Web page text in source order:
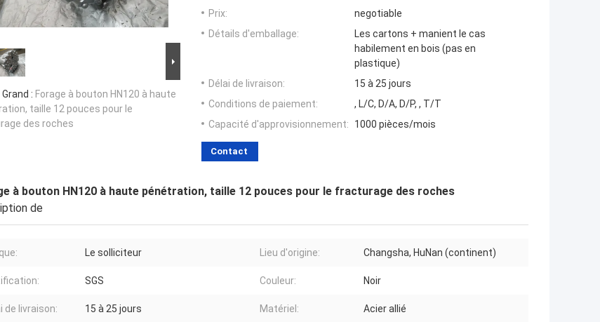
: Forage à bouton HN120 à haute
taille 12 pouces pour le
des roches
Prix:
negotiable
Détails d'emballage:
Les cartons + manient le cas
habilement en bois (pas en
plastique)
Délai de livraison:
15 à 25 jours
Conditions de paiement:
, L/C, D/A, D/P, , T/T
Capacité d'approvisionnement:
1000 pièces/mois
Contact
à bouton HN120 à haute pénétration, taille 12 pouces pour le fracturage des roches
de
Le solliciteur Lieu d'origine: Changsha, HuNan (continent)
SGS Couleur: Noir
de livraison: 15 à 25 jours Matériel: Acier allié